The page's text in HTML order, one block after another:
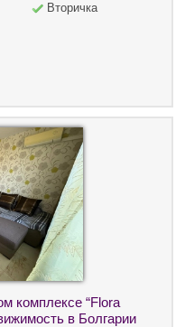
Вторичка
комплексе “Flora
в Болгарии